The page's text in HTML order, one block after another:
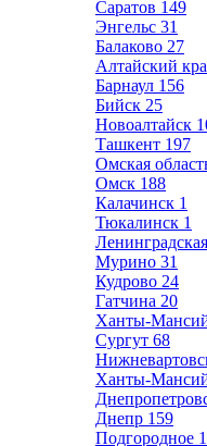
Саратов 149
Энгельс 31
Балаково 27
Алтайский
Барнаул 156
Бийск 25
Новоалтайск
Ташкент 197
Омская
Омск 188
Калачинск 1
Тюкалинск 1
Мурино 31
Кудрово 24
Гатчина 20
Ханты-
Сургут 68
Ханты-
Днепр 159
Подгородное 1